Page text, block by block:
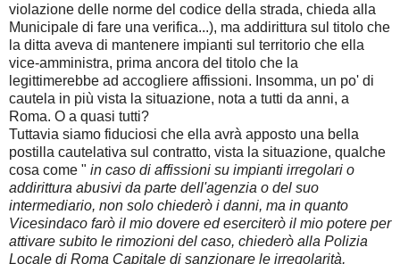
violazione delle norme del codice della strada, chieda alla
Municipale di fare una verifica...), ma addirittura sul titolo che
la ditta aveva di mantenere impianti sul territorio che ella
vice-amministra, prima ancora del titolo che la
legittimerebbe ad accogliere affissioni. Insomma, un po' di
cautela in più vista la situazione, nota a tutti da anni, a
Roma. O a quasi tutti?
Tuttavia siamo fiduciosi che ella avrà apposto una bella
postilla cautelativa sul contratto, vista la situazione, qualche
cosa come " in caso di affissioni su impianti irregolari o
addirittura abusivi da parte dell'agenzia o del suo
intermediario, non solo chiederò i danni, ma in quanto
Vicesindaco farò il mio dovere ed eserciterò il mio potere per
attivare subito le rimozioni del caso, chiederò alla Polizia
Locale di Roma Capitale di sanzionare le irregolarità,